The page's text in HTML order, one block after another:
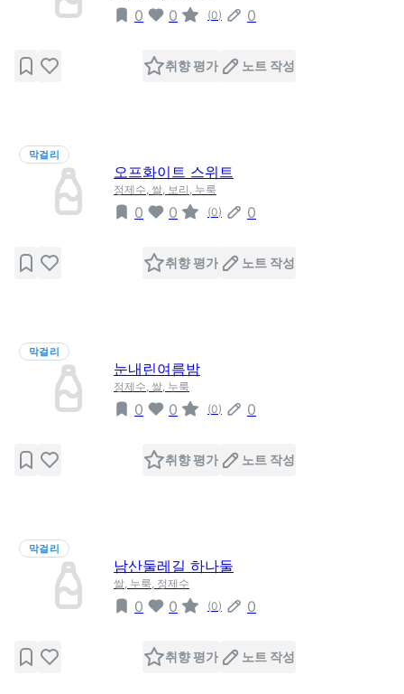
0 0 (0) 0
취향 평가 노트 작성
막걸리
오프화이트 스위트
정제수, 쌀, 보리, 누룩
0 0 (0) 0
취향 평가 노트 작성
막걸리
눈내린여름밤
정제수, 쌀, 누룩
0 0 (0) 0
취향 평가 노트 작성
막걸리
남산둘레길 하나둘
쌀, 누룩, 정제수
0 0 (0) 0
취향 평가 노트 작성